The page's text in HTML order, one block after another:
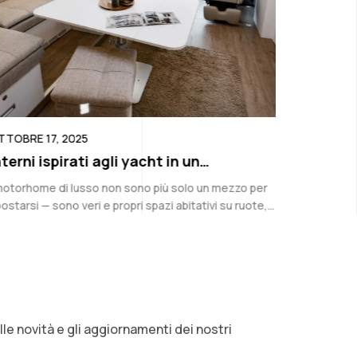
17, 2025
ispirati agli yacht in un
con finanziamento RV di
di lusso non sono più solo un mezzo per
— sono veri e propri spazi abitativi su ruote,
novità e gli aggiornamenti dei nostri